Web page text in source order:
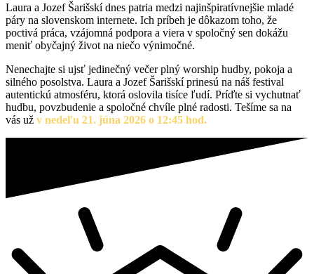
Laura a Jozef Šarišskí dnes patria medzi najinšpiratívnejšie mladé
páry na slovenskom internete. Ich príbeh je dôkazom toho, že
poctivá práca, vzájomná podpora a viera v spoločný sen dokážu
meniť obyčajný život na niečo výnimočné.
Nenechajte si ujsť jedinečný večer plný worship hudby, pokoja a
silného posolstva. Laura a Jozef Šarišskí prinesú na náš festival
autentickú atmosféru, ktorá oslovila tisíce ľudí. Príďte si vychutnať
hudbu, povzbudenie a spoločné chvíle plné radosti. Tešíme sa na
vás už v nedeľu 21. júna 2026 o 12:45 hod.